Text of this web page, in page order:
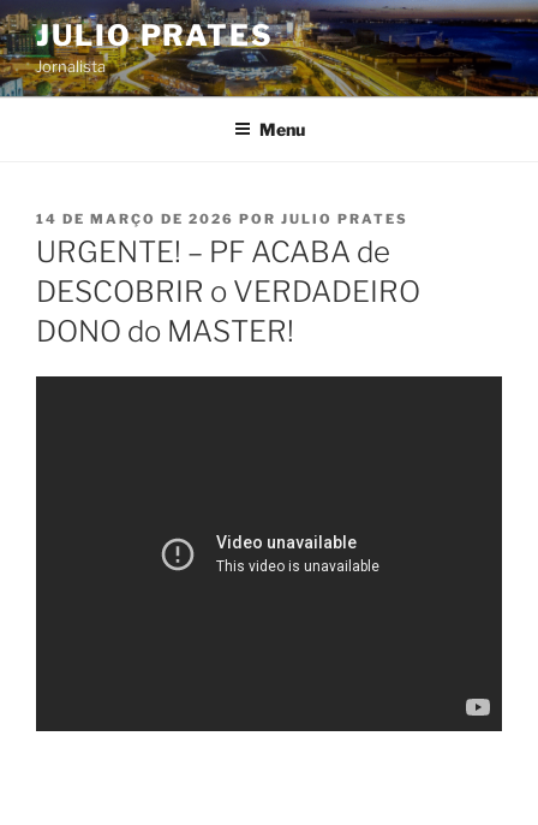
Pular
para
o
conteúdo
JULIO PRATES
Jornalista
Menu
PUBLICADO
EM
14 DE MARÇO DE 2026 POR JULIO PRATES
URGENTE! – PF ACABA de
DESCOBRIR o VERDADEIRO
DONO do MASTER!